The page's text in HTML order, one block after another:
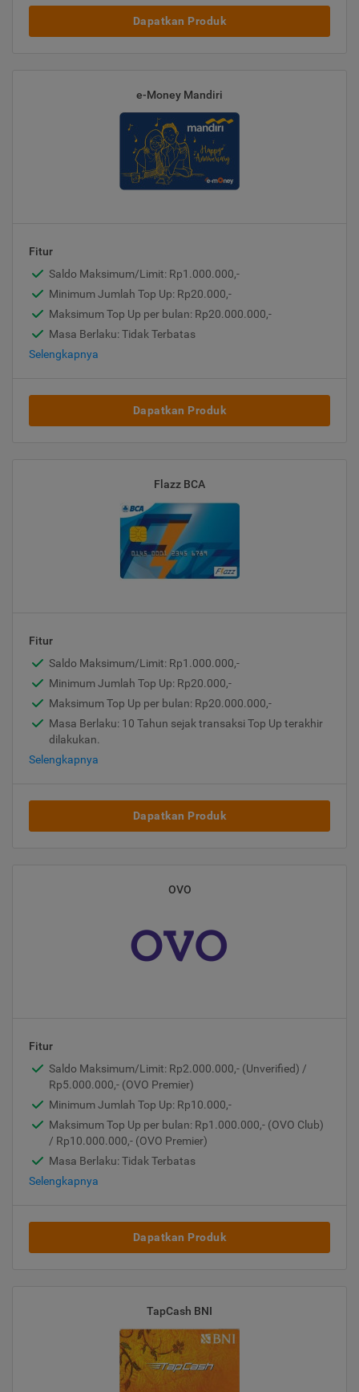
Dapatkan Produk
e-Money Mandiri
Fitur
Saldo Maksimum/Limit: Rp1.000.000,-
Minimum Jumlah Top Up: Rp20.000,-
Maksimum Top Up per bulan: Rp20.000.000,-
Masa Berlaku: Tidak Terbatas
Selengkapnya
Dapatkan Produk
Flazz BCA
Fitur
Saldo Maksimum/Limit: Rp1.000.000,-
Minimum Jumlah Top Up: Rp20.000,-
Maksimum Top Up per bulan: Rp20.000.000,-
Masa Berlaku: 10 Tahun sejak transaksi Top Up terakhir
dilakukan.
Selengkapnya
Dapatkan Produk
OVO
Fitur
Saldo Maksimum/Limit: Rp2.000.000,- (Unverified) /
Rp5.000.000,- (OVO Premier)
Minimum Jumlah Top Up: Rp10.000,-
Maksimum Top Up per bulan: Rp1.000.000,- (OVO Club)
/ Rp10.000.000,- (OVO Premier)
Masa Berlaku: Tidak Terbatas
Selengkapnya
Dapatkan Produk
TapCash BNI